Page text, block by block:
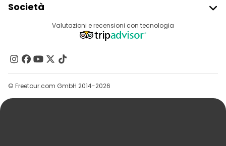
Accesso Del Fornitore
Programma Di Affiliazione
Società
Destinazioni
Contattaci
Gruppi
Aiuto
Valutazioni e recensioni con tecnologia
© Freetour.com GmbH 2014-2026